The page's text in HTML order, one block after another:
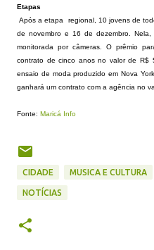
Etapas
Após a etapa regional, 10 jovens de
de novembro e 16 de dezembro.
monitorada por câmeras. O prêmio
contrato de cinco anos no valor de R$
ensaio de moda produzido em Nova
ganhará um contrato com a agência no
Fonte: Maricá Info
CIDADE MUSICA E CULTURA
NOTÍCIAS